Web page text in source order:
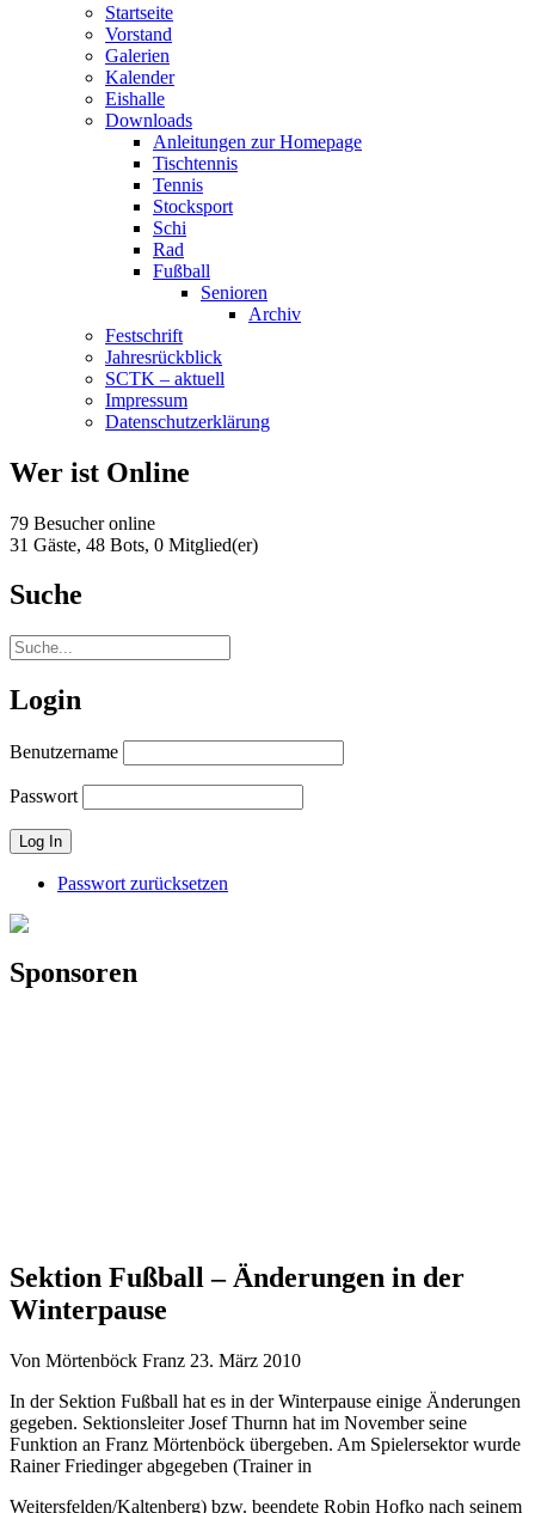
Startseite
Vorstand
Galerien
Kalender
Eishalle
Downloads
Anleitungen zur Homepage
Tischtennis
Tennis
Stocksport
Schi
Rad
Fußball
Senioren
Archiv
Festschrift
Jahresrückblick
SCTK – aktuell
Impressum
Datenschutzerklärung
Wer ist Online
79 Besucher online
31 Gäste, 48 Bots, 0 Mitglied(er)
Suche
Login
Benutzername
Passwort
Passwort zurücksetzen
Sponsoren
Sektion Fußball – Änderungen in der
Winterpause
Von Mörtenböck Franz 23. März 2010
In der Sektion Fußball hat es in der Winterpause einige Änderungen
gegeben. Sektionsleiter Josef Thurnn hat im November seine
Funktion an Franz Mörtenböck übergeben. Am Spielersektor wurde
Rainer Friedinger abgegeben (Trainer in
Weitersfelden/Kaltenberg) bzw. beendete Robin Hofko nach seinem